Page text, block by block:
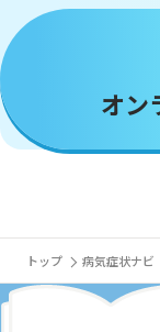
オン
トップ 病気症状ナビ